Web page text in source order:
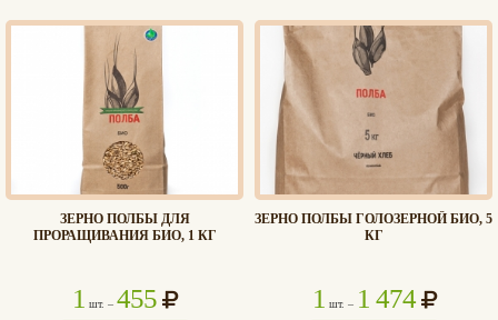
Хлеб
ЗЕРНО ПОЛБЫ ДЛЯ
ПРОРАЩИВАНИЯ БИО, 1 КГ
1 шт. – 455
ЗЕРНО ПОЛБЫ ГОЛОЗЕРНОЙ БИО, 5
КГ
1 шт. – 1 474